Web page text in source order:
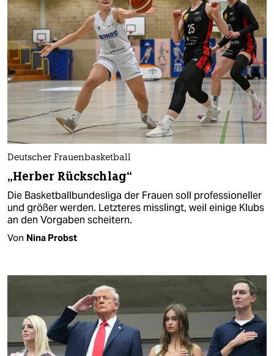
Deutscher Frauenbasketball
„Herber Rückschlag“
Die Basketballbundesliga der Frauen soll professioneller
und größer werden. Letzteres misslingt, weil einige Klubs
an den Vorgaben scheitern.
Von Nina Probst